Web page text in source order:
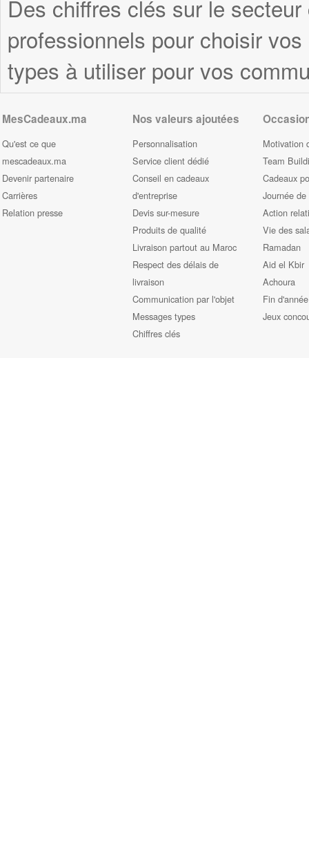
Des chiffres clés sur le
professionnels pour choisir
types à utiliser pour vos
MesCadeaux.ma
Qu'est ce que
mescadeaux.ma
Devenir partenaire
Carrières
Relation presse
Nos valeurs ajoutées
Personnalisation
Service client dédié
Conseil en cadeaux
d'entreprise
Devis sur-mesure
Produits de qualité
Livraison partout au Maroc
Respect des délais de
livraison
Communication par l'objet
Messages types
Chiffres clés
Motivation
Team
Cadeaux
Journée
Action
Vie des
Ramadan
Aid el Kbir
Achoura
Fin d'année
Jeux